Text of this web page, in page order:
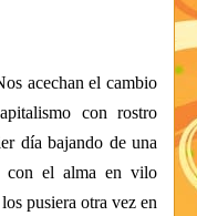
acechan el cambio
con rostro
día bajando de una
con el alma en vilo
los pusiera otra vezen